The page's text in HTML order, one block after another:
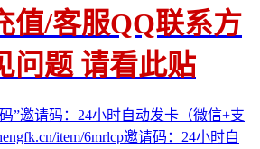
值/客服QQ联系方
问题 请看此贴
”邀请码：24小时自动发卡（微信+支
item/6mrlcp邀请码：24小时自